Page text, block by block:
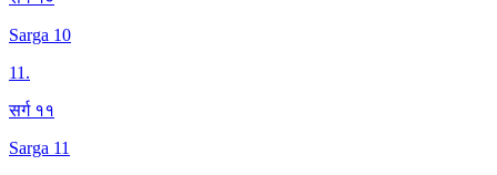
Sarga 10
11.
सर्ग ११
Sarga 11